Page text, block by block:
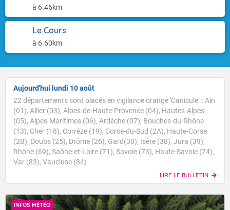
à 6.46km
Le Cours
à 6.60km
Aujourd'hui lundi 10 août
22 départements sont placés en vigilance orange 'Canicule" : Ain
(01), Allier (03), Alpes-de-Haute-Provence (04), Hautes-Alpes
(05), Alpes-Maritimes (06), Ardèche (07), Bouches-du-Rhône
(13), Cher (18), Corrèze (19), Corse-du-Sud (2A), Haute-Corse
(2B), Doubs (25), Drôme (26), Gard(30), Isère (38), Jura (39),
Rhône (69), Saône-et-Loire (71), Savoie (73), Haute-Savoie (74),
Var (83), Vaucluse (84)
LIRE LE BULLETIN
INFOS MÉTÉO